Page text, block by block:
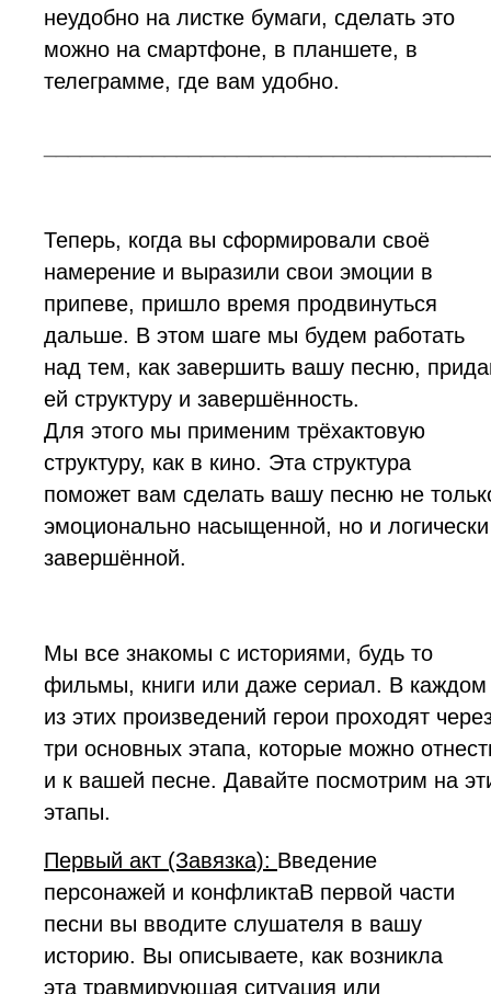
неудобно на листке бумаги, сделать это
можно на смартфоне, в планшете, в
телеграмме, где вам удобно.
Теперь, когда вы сформировали своё
намерение и выразили свои эмоции в
припеве, пришло время продвинуться
дальше. В этом шаге мы будем работать
над тем, как завершить вашу песню,
ей структуру и завершённость.
Для этого мы применим трёхактовую
структуру, как в кино. Эта структура
поможет вам сделать вашу песню не
эмоционально насыщенной, но и логически
завершённой.
Мы все знакомы с историями, будь то
фильмы, книги или даже сериал. В каждом
из этих произведений герои проходят
три основных этапа, которые можно
и к вашей песне. Давайте посмотрим на
этапы.
Первый акт (Завязка): Введение
персонажей и конфликтаВ первой части
песни вы вводите слушателя в вашу
историю. Вы описываете, как возникла
эта травмирующая ситуация или